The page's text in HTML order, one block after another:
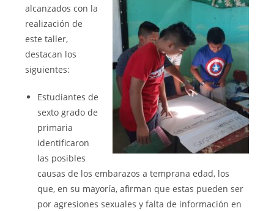
alcanzados con la
realización de
este taller,
destacan los
siguientes:
Estudiantes de
sexto grado de
primaria
identificaron
las posibles
causas de los embarazos a temprana edad, los
que, en su mayoría, afirman que estas pueden ser
por agresiones sexuales y falta de información en